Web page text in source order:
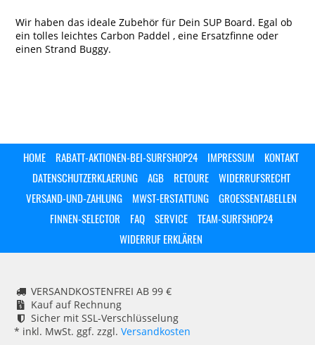
Wir haben das ideale Zubehör für Dein SUP Board. Egal ob
ein tolles leichtes Carbon Paddel , eine Ersatzfinne oder
einen Strand Buggy.
HOME RABATT-AKTIONEN-BEI-SURFSHOP24 IMPRESSUM
KONTAKT
DATENSCHUTZERKLAERUNG
AGB RETOURE
WIDERRUFSRECHT
VERSAND-UND-ZAHLUNG
MWST-ERSTATTUNG
GROESSENTABELLEN
FINNEN-SELECTOR
FAQ SERVICE
TEAM-SURFSHOP24
WIDERRUF ERKLÄREN
VERSANDKOSTENFREI AB 99 €
Kauf auf Rechnung
Sicher mit SSL-Verschlüsselung
* inkl. MwSt. ggf. zzgl. Versandkosten